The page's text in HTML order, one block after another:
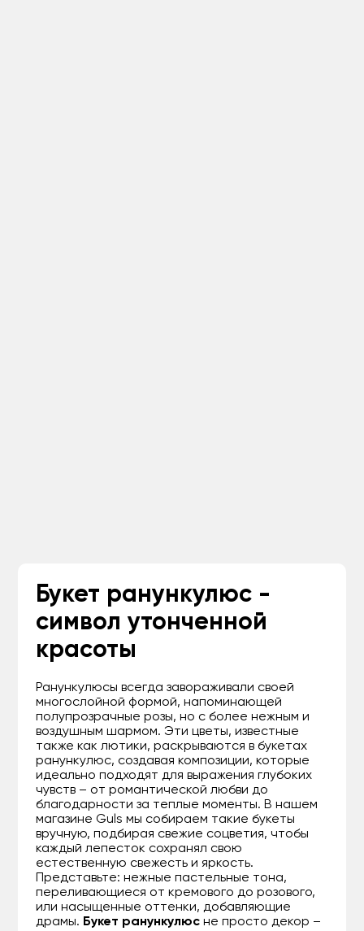
Букет ранункулюс -
символ утонченной
красоты
Ранункулюсы всегда завораживали своей
многослойной формой, напоминающей
полупрозрачные розы, но с более нежным и
воздушным шармом. Эти цветы, известные
также как лютики, раскрываются в букетах
ранункулюс, создавая композиции, которые
идеально подходят для выражения глубоких
чувств – от романтической любви до
благодарности за теплые моменты. В нашем
магазине Guls мы собираем такие букеты
вручную, подбирая свежие соцветия, чтобы
каждый лепесток сохранял свою
естественную свежесть и яркость.
Представьте: нежные пастельные тона,
переливающиеся от кремового до розового,
или насыщенные оттенки, добавляющие
драмы. Букет ранункулюс не просто декор –